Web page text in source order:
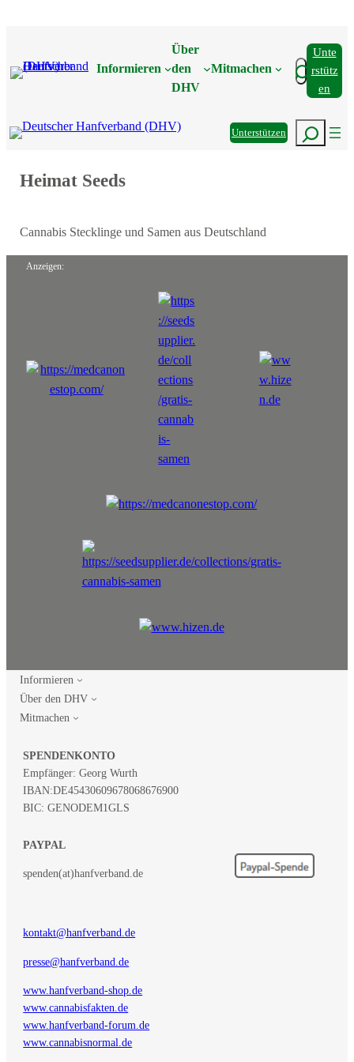
Informieren
Über
den
DHV
Mitmachen Suchen
Unte
Rstütz
En
UnterstützenSuchen
Heimat Seeds
Cannabis Stecklinge und Samen aus Deutschland
Anzeigen:
Informieren
Über den DHV
Mitmachen
SPENDENKONTO
Empfänger: Georg Wurth
IBAN:DE45430609678068676900
BIC: GENODEM1GLS
PAYPAL
spenden(at)hanfverband.de
kontakt@hanfverband.de
presse@hanfverband.de
www.hanfverband-shop.de
www.cannabisfakten.de
www.hanfverband-forum.de
www.cannabisnormal.de